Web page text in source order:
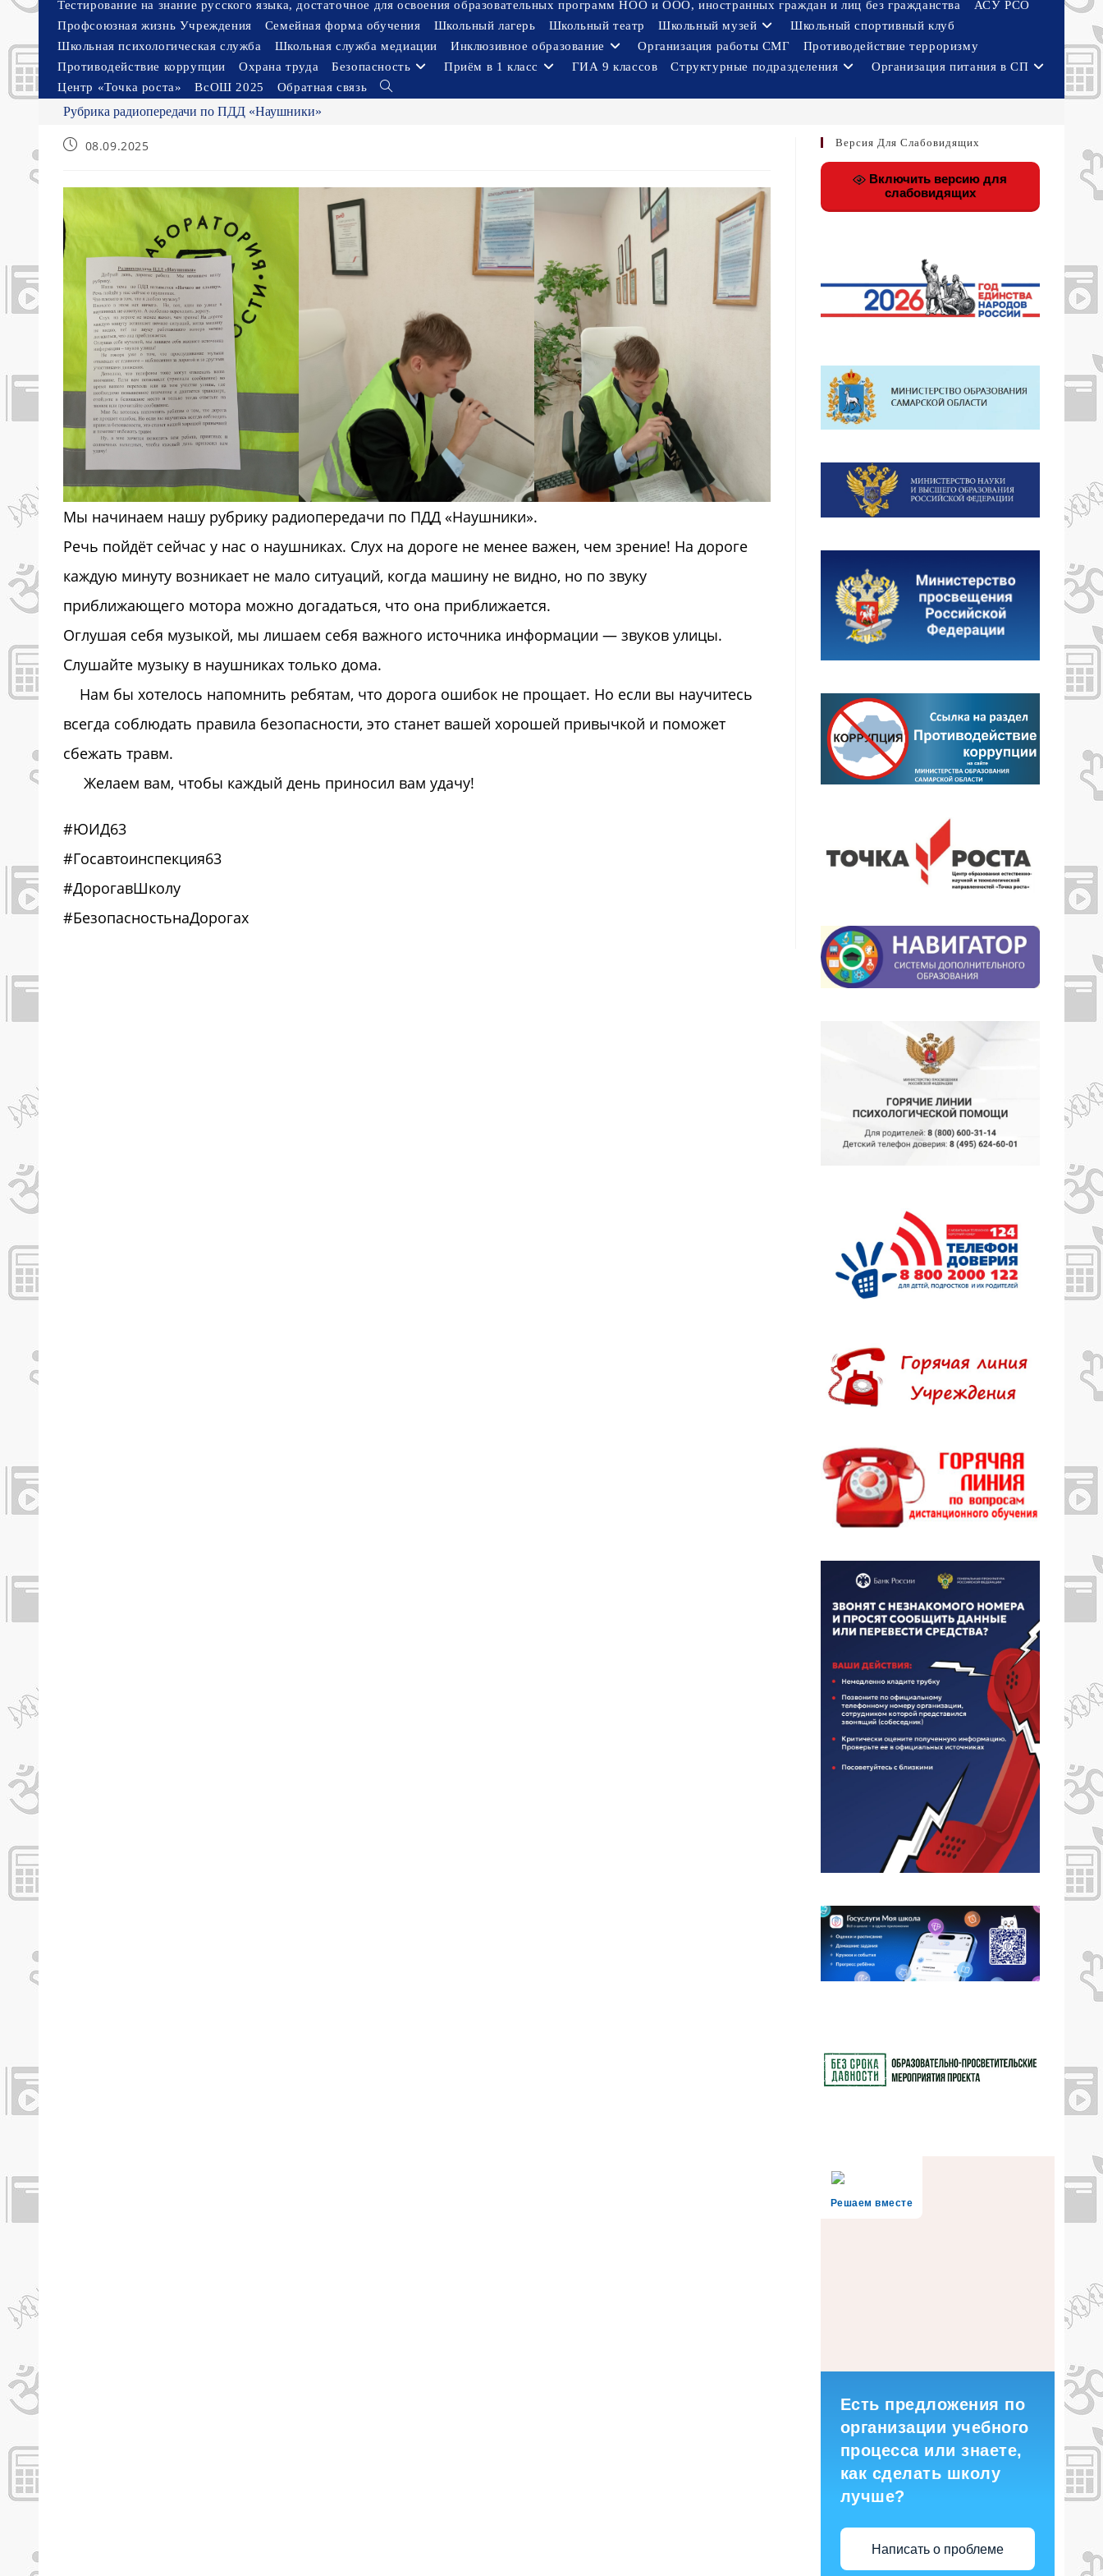
Тестирование на знание русского языка, достаточное для освоения образовательных программ НОО и ООО, иностранных граждан и лиц без гражданства
АСУ РСО
Профсоюзная жизнь Учреждения
Семейная форма обучения Школьный лагерь Школьный театр Школьный музей
Школьный спортивный клуб
Школьная психологическая служба
Школьная служба медиации Инклюзивное образование Организация работы СМГ
Противодействие терроризму
Противодействие коррупции
Охрана труда Безопасность Приём в 1 класс ГИА 9 классов Структурные подразделения
Организация питания в СП
Центр «Точка роста»
ВсОШ 2025 Обратная связь
Переключить
Рубрика радиопередачи по ПДД «Наушники»
Запись08.09.2025
Мы начинаем нашу рубрику радиопередачи по ПДД «Наушники».
Речь пойдёт сейчас у нас о наушниках. Слух на дороге не менее важен, чем зрение! На дороге
каждую минуту возникает не мало ситуаций, когда машину не видно, но по звуку
приближающего мотора можно догадаться, что она приближается.
Оглушая себя музыкой, мы лишаем себя важного источника информации — звуков улицы.
Слушайте музыку в наушниках только дома.
Нам бы хотелось напомнить ребятам, что дорога ошибок не прощает. Но если вы научитесь
всегда соблюдать правила безопасности, это станет вашей хорошей привычкой и поможет
сбежать травм.
Желаем вам, чтобы каждый день приносил вам удачу!
#ЮИД63
#Госавтоинспекция63
#ДорогавШколу
#БезопасностьнаДорогах
Версия Для Слабовидящих
Включить версию для
слабовидящих
Решаем вместе
Есть предложения по
организации учебного
процесса или знаете,
как сделать школу
лучше?
Написать о проблеме